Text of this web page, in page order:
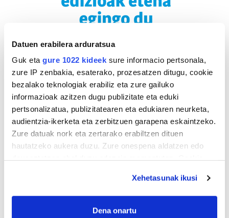
Datuen erabilera arduratsua
Guk eta gure 1022 kideek sure informacio pertsonala,
zure IP zenbakia, esaterako, prozesatzen ditugu, cookie
bezalako teknologiak erabiliz eta zure gailuko
informazioak azitzen dugu publizitate eta eduki
pertsonalizatua, publizitatearen eta edukiaren neurketa,
audientzia-ikerketa eta zerbitzuen garapena eskaintzeko.
Zure datuak nork eta zertarako erabiltzen dituen
hautatzeko aukera duzu. Zure onespena aldatzen edo
If you allow, we would also like to:
Collect information about your geographical
Xehetasunak ikusi
Dena onartu